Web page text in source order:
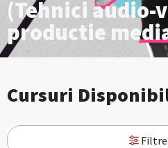
(Tehnici audio-
productie
Cursuri